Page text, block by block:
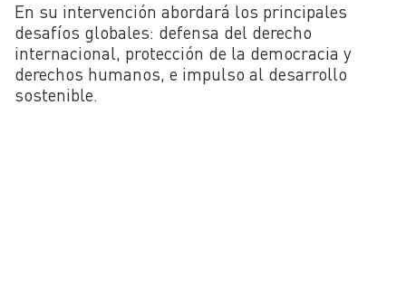
En su intervención abordará los principales
desafíos globales: defensa del derecho
internacional, protección de la democracia y
derechos humanos, e impulso al desarrollo
sostenible.